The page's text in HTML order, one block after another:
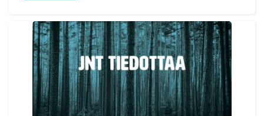
laadulla. Lisäksi tarvitset HD-virittimen.
Uudemmissa televisioissa…